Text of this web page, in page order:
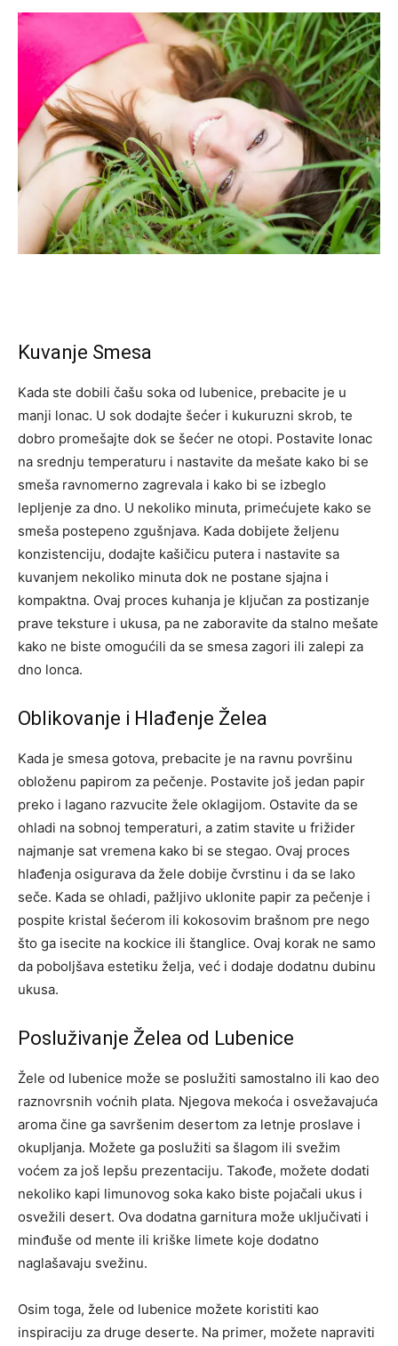
Kuvanje Smesa
Kada ste dobili čašu soka od lubenice, prebacite je u
manji lonac. U sok dodajte šećer i kukuruzni skrob, te
dobro promešajte dok se šećer ne otopi. Postavite lonac
na srednju temperaturu i nastavite da mešate kako bi se
smeša ravnomerno zagrevala i kako bi se izbeglo
lepljenje za dno. U nekoliko minuta, primećujete kako se
smeša postepeno zgušnjava. Kada dobijete željenu
konzistenciju, dodajte kašičicu putera i nastavite sa
kuvanjem nekoliko minuta dok ne postane sjajna i
kompaktna. Ovaj proces kuhanja je ključan za postizanje
prave teksture i ukusa, pa ne zaboravite da stalno mešate
kako ne biste omogućili da se smesa zagori ili zalepi za
dno lonca.
Oblikovanje i Hlađenje Želea
Kada je smesa gotova, prebacite je na ravnu površinu
obloženu papirom za pečenje. Postavite još jedan papir
preko i lagano razvucite žele oklagijom. Ostavite da se
ohladi na sobnoj temperaturi, a zatim stavite u frižider
najmanje sat vremena kako bi se stegao. Ovaj proces
hlađenja osigurava da žele dobije čvrstinu i da se lako
seče. Kada se ohladi, pažljivo uklonite papir za pečenje i
pospite kristal šećerom ili kokosovim brašnom pre nego
što ga isecite na kockice ili štanglice. Ovaj korak ne samo
da poboljšava estetiku želja, već i dodaje dodatnu dubinu
ukusa.
Posluživanje Želea od Lubenice
Žele od lubenice može se poslužiti samostalno ili kao deo
raznovrsnih voćnih plata. Njegova mekoća i osvežavajuća
aroma čine ga savršenim desertom za letnje proslave i
okupljanja. Možete ga poslužiti sa šlagom ili svežim
voćem za još lepšu prezentaciju. Takođe, možete dodati
nekoliko kapi limunovog soka kako biste pojačali ukus i
osvežili desert. Ova dodatna garnitura može uključivati i
minđuše od mente ili kriške limete koje dodatno
naglašavaju svežinu.
Osim toga, žele od lubenice možete koristiti kao
inspiraciju za druge deserte. Na primer, možete napraviti